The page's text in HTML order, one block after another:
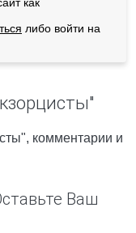
либо войти на
комментарии и
Ваш